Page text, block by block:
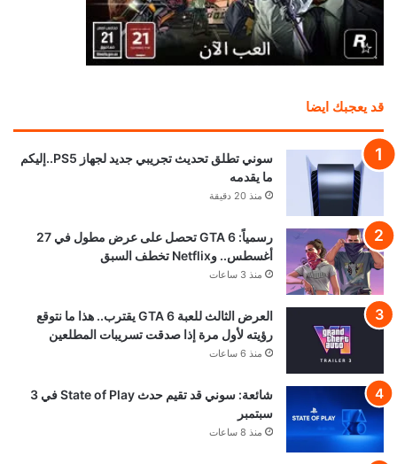
قد يعجبك ايضا
سوني تطلق تحديث تجريبي جديد لجهاز PS5..إليكم
ما يقدمه
منذ 20 دقيقة
رسمياً: GTA 6 تحصل على عرض مطول في 27
أغسطس.. وNetflix تخطف السبق
منذ 3 ساعات
العرض الثالث للعبة GTA 6 يقترب.. هذا ما نتوقع
رؤيته لأول مرة إذا صدقت تسريبات المطلعين
منذ 6 ساعات
شائعة: سوني قد تقيم حدث State of Play في 3
سبتمبر
منذ 8 ساعات